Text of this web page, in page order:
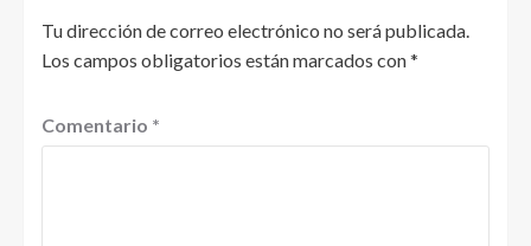
Tu dirección de correo electrónico no será publicada.
Los campos obligatorios están marcados con*
Comentario *